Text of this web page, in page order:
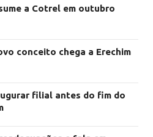
a Cotrel em outubro
conceito chega a Erechim
filial antes do fim do